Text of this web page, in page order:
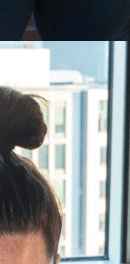
bakkie